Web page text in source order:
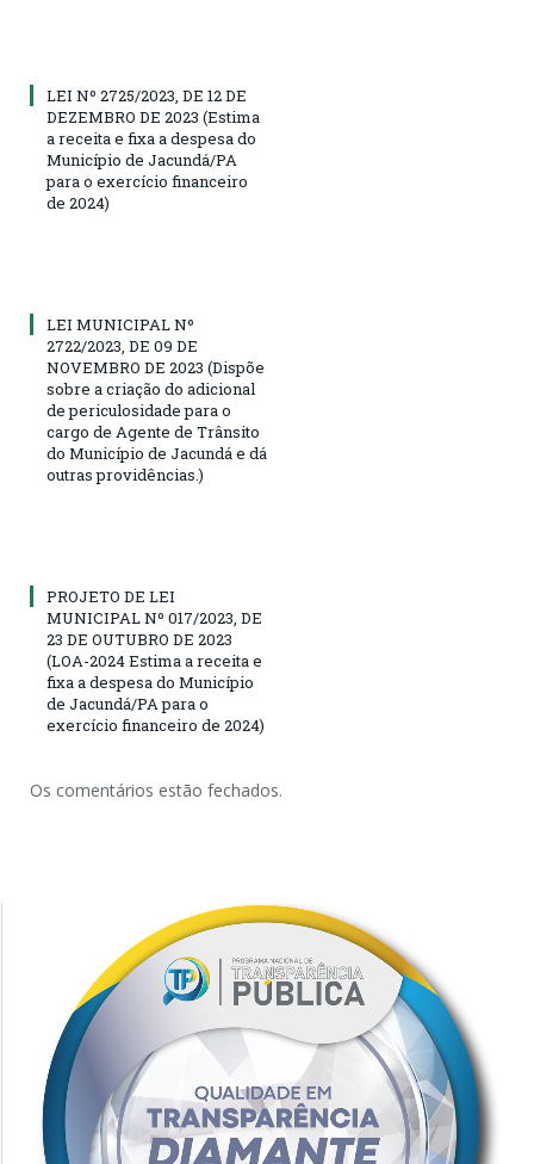
LEI Nº 2725/2023, DE 12 DE
DEZEMBRO DE 2023 (Estima
a receita e fixa a despesa do
Município de Jacundá/PA
para o exercício financeiro
de 2024)
LEI MUNICIPAL Nº
2722/2023, DE 09 DE
NOVEMBRO DE 2023 (Dispõe
sobre a criação do adicional
de periculosidade para o
cargo de Agente de Trânsito
do Município de Jacundá e dá
outras providências.)
PROJETO DE LEI
MUNICIPAL Nº 017/2023, DE
23 DE OUTUBRO DE 2023
(LOA-2024 Estima a receita e
fixa a despesa do Município
de Jacundá/PA para o
exercício financeiro de 2024)
Os comentários estão fechados.